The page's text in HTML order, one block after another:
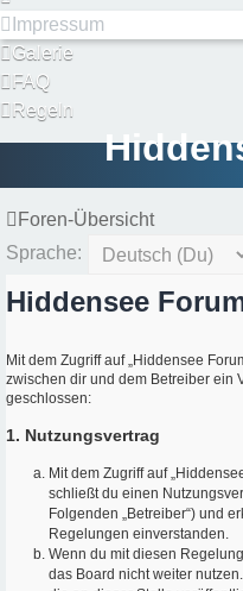
Impressum
Galerie
FAQ
Regeln
Foren-Übersicht
Sprache:
Hiddensee
Mit dem Zugriff auf „Hiddensee
zwischen dir und dem Betreiber ein
geschlossen:
1. Nutzungsvertrag
Mit dem Zugriff auf
schließt du einen
Folgenden „Betreiber“) und
Regelungen einverstanden.
Wenn du mit diesen
das Board nicht weiter